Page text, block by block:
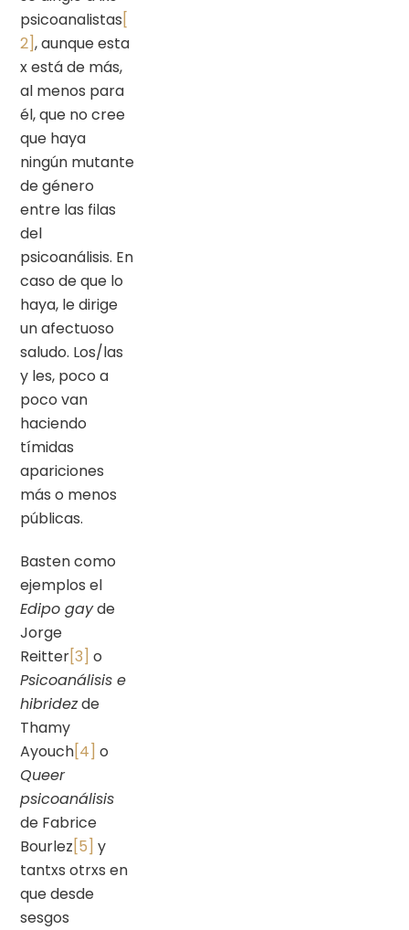
psicoanalistas[
2], aunque esta
x está de más,
al menos para
él, que no cree
que haya
ningún mutante
de género
entre las filas
del
psicoanálisis. En
caso de que lo
haya, le dirige
un afectuoso
saludo. Los/las
y les, poco a
poco van
haciendo
tímidas
apariciones
más o menos
públicas.
Basten como
ejemplos el
Edipo gayde
Jorge
Reitter[3] o
Psicoanálisis e
hibridezde
Thamy
Ayouch[4] o
Queer
psicoanálisis
de Fabrice
Bourlez[5] y
tantxs otrxs en
que desde
sesgos